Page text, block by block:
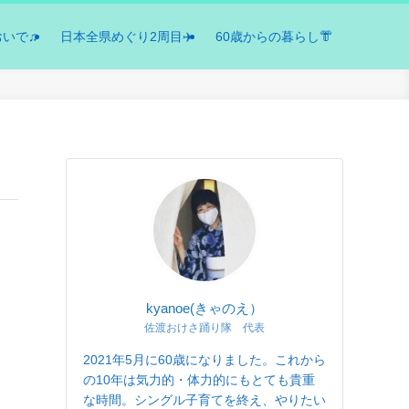
いで♫ 日本全県めぐり2周目✈️ 60歳からの暮らし👘
kyanoe(きゃのえ）
佐渡おけさ踊り隊 代表
2021年5月に60歳になりました。これから
の10年は気力的・体力的にもとても貴重
な時間。シングル子育てを終え、やりたい